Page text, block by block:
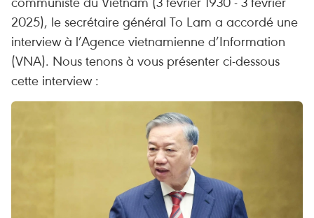
2025), le secrétaire général To Lam a accordé une
interview à l’Agence vietnamienne d’Information
(VNA). Nous tenons à vous présenter ci-dessous
cette interview :